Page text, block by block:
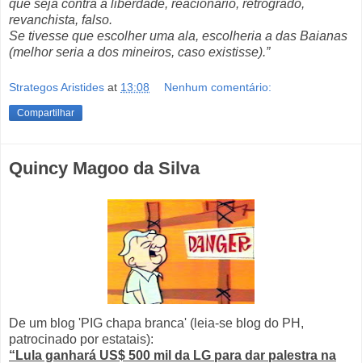
que seja contra a liberdade, reacionário, retrógrado,
revanchista, falso.
Se tivesse que escolher uma ala, escolheria a das Baianas
(melhor seria a dos mineiros, caso existisse).”
Strategos Aristides at 13:08 Nenhum comentário:
Compartilhar
Quincy Magoo da Silva
De um blog 'PIG chapa branca' (leia-se blog do PH,
patrocinado por estatais):
“Lula ganhará US$ 500 mil da LG para dar palestra na